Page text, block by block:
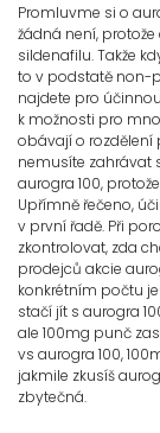
Promluvme si o
žádná není, protože
sildenafilu. Takže
to v podstatě non-
najdete pro
k možnosti pro
obávají o rozdělení
nemusíte zahrávat
aurogra 100,
Upřímně řečeno,
v první řadě. Při
zkontrolovat, zda
prodejců akcie
konkrétním počtu
stačí jít s aurogra
ale 100mg punč
vs aurogra 100,
jakmile zkusíš
zbytečná.